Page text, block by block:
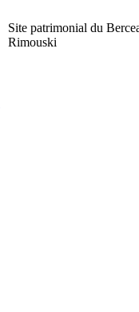
Site patrimonial du
Rimouski